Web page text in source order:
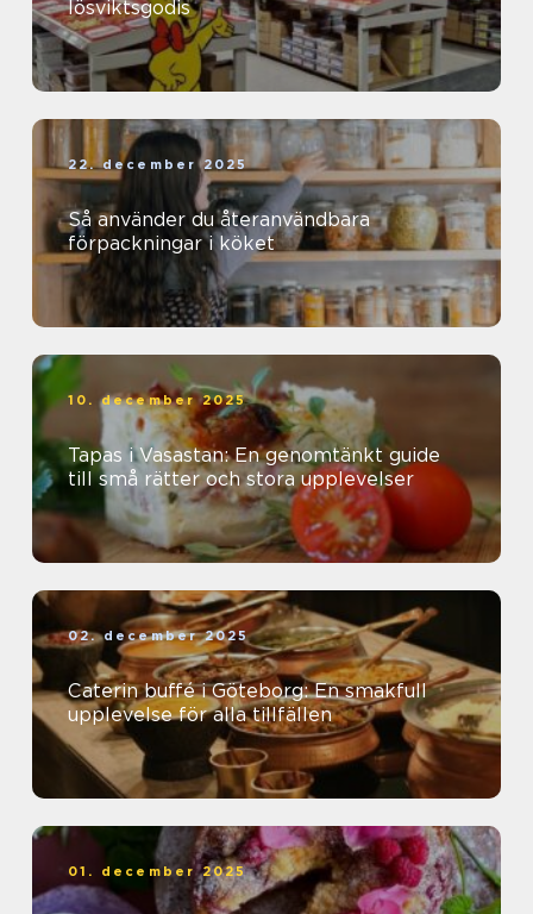
lösviktsgodis
22. december 2025
Så använder du återanvändbara
förpackningar i köket
10. december 2025
Tapas i Vasastan: En genomtänkt guide
till små rätter och stora upplevelser
02. december 2025
Caterin buffé i Göteborg: En smakfull
upplevelse för alla tillfällen
01. december 2025